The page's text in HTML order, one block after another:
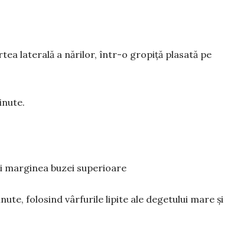
laterală a nărilor, într-o gropiță plasată pe
marginea buzei superioare
folosind vârfurile lipite ale degetului mare și